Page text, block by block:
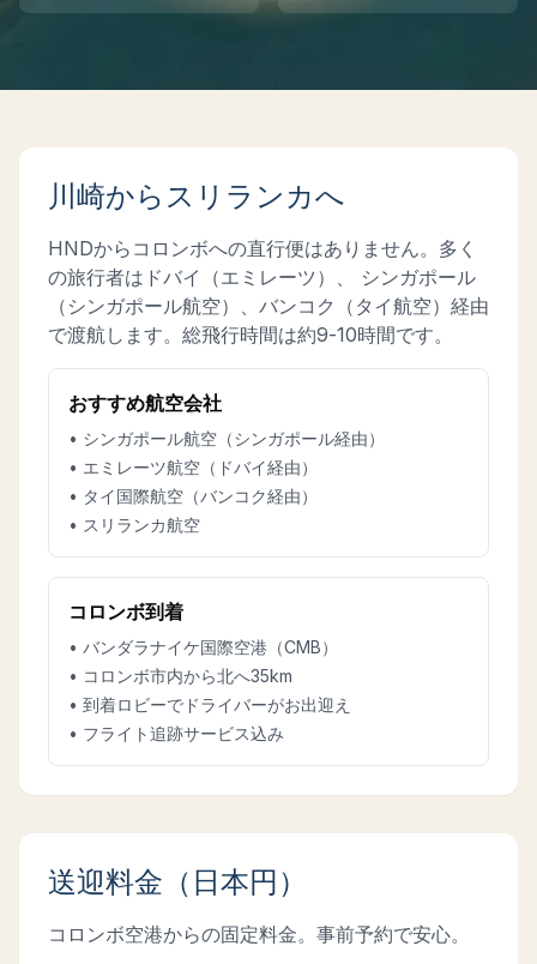
Book Now
川崎からスリランカへ
HNDからコロンボへの直行便はありません。多く
の旅行者はドバイ（エミレーツ）、 シンガポール
（シンガポール航空）、バンコク（タイ航空）経由
で渡航します。総飛行時間は約9-10時間です。
おすすめ航空会社
• シンガポール航空（シンガポール経由）
• エミレーツ航空（ドバイ経由）
• タイ国際航空（バンコク経由）
• スリランカ航空
コロンボ到着
• バンダラナイケ国際空港（CMB）
• コロンボ市内から北へ35km
• 到着ロビーでドライバーがお出迎え
• フライト追跡サービス込み
送迎料金（日本円）
コロンボ空港からの固定料金。事前予約で安心。